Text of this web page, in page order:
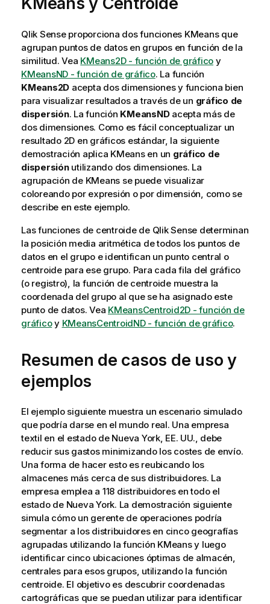
Qlik Senseproporciona dos funciones KMeans que
agrupan puntos de datos en grupos en función de la
similitud. Vea KMeans2D - función de gráfico y
KMeansND - función de gráfico. La función
KMeans2D acepta dos dimensiones y funciona bien
para visualizar resultados a través de un gráfico de
dispersión. La función KMeansNDacepta más de
dos dimensiones. Como es fácil conceptualizar un
resultado 2D en gráficos estándar, la siguiente
demostración aplica KMeans en un gráfico de
dispersiónutilizando dos dimensiones. La
agrupación de KMeans se puede visualizar
coloreando por expresión o por dimensión, como se
describe en este ejemplo.
Las funciones de centroide de Qlik Sense determinan
la posición media aritmética de todos los puntos de
datos en el grupo e identifican un punto central o
centroide para ese grupo. Para cada fila del gráfico
(o registro), la función de centroide muestra la
coordenada del grupo al que se ha asignado este
punto de datos. Vea KMeansCentroid2D - función de
gráficoy KMeansCentroidND - función de gráfico.
Resumen de casos de uso y
ejemplos
El ejemplo siguiente muestra un escenario simulado
que podría darse en el mundo real. Una empresa
textil en el estado de Nueva York, EE. UU., debe
reducir sus gastos minimizando los costes de envío.
Una forma de hacer esto es reubicando los
almacenes más cerca de sus distribuidores. La
empresa emplea a 118 distribuidores en todo el
estado de Nueva York. La demostración siguiente
simula cómo un gerente de operaciones podría
segmentar a los distribuidores en cinco geografías
agrupadas utilizando la función KMeans y luego
identificar cinco ubicaciones óptimas de almacén,
centrales para esos grupos, utilizando la función
centroide. El objetivo es descubrir coordenadas
cartográficas que se puedan utilizar para identificar